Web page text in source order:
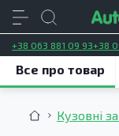
+38 063 881 09 93+38
Кузовні
Все про товар